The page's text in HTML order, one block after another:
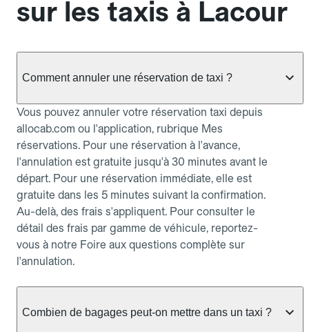
sur les taxis à Lacour
Comment annuler une réservation de taxi ?
Vous pouvez annuler votre réservation taxi depuis
allocab.com ou l'application, rubrique Mes
réservations. Pour une réservation à l'avance,
l'annulation est gratuite jusqu'à 30 minutes avant le
départ. Pour une réservation immédiate, elle est
gratuite dans les 5 minutes suivant la confirmation.
Au-delà, des frais s'appliquent. Pour consulter le
détail des frais par gamme de véhicule, reportez-
vous à notre Foire aux questions complète sur
l'annulation.
Combien de bagages peut-on mettre dans un taxi ?